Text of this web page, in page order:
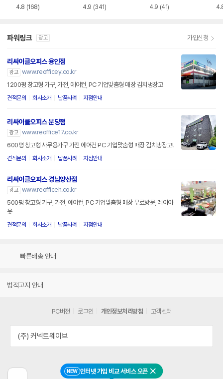
NEW 인터넷 가입 비교 서비스 오픈 닫기
4.8 (168) 4.9 (341) 4.9 (41)
파워링크 광고 가입신청
리싸이클오피스 용인점
광고 www.reofficey.co.kr
1200평 창고형 가구, 가전, 에어컨, PC 기업맞춤형 매장 김치냉장고
견적문의 회사소개 납품사례 지점안내
리싸이클오피스 분당점
광고 www.reoffice17.co.kr
600평 창고형 사무용가구 가전 에어컨 PC 기업맞춤형 매장 김치냉장고!
견적문의 회사소개 납품사례 지점안내
리싸이클오피스 경남양산점
광고 www.reofficeh.co.kr
500평 창고형 가구, 가전, 에어컨, PC 기업맞춤형 매장 무료방문, 레이아
웃
견적문의 회사소개 납품사례 지점안내
빠른배송 안내
법적고지 안내
PC버전 로그인 개인정보처리방침 고객센터
(주) 커넥트웨이브